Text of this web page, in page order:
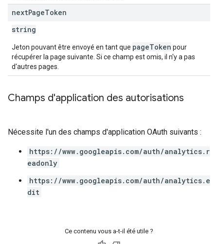
nextPageToken
string
Jeton pouvant être envoyé en tant que pageToken pour
récupérer la page suivante. Si ce champ est omis, il n'y a pas
d'autres pages.
Champs d'application des autorisations
Nécessite l'un des champs d'application OAuth suivants :
https://www.googleapis.com/auth/analytics.r
eadonly
https://www.googleapis.com/auth/analytics.e
dit
Ce contenu vous a-t-il été utile ?